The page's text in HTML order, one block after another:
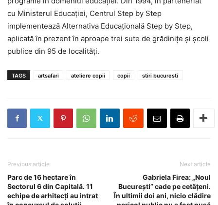
cu Ministerul Educaţiei, Centrul Step by Step
implementează Alternativa Educaţională Step by Step,
aplicată în prezent în aproape trei sute de grădiniţe şi şcoli
publice din 95 de localităţi.
TAGS artsafari ateliere copii copii stiri bucuresti
Previous article
Parc de 16 hectare în
Sectorul 6 din Capitală. 11
echipe de arhitecţi au intrat
Next article
Gabriela Firea: „Noul
Bucureşti” cade pe cetăţeni.
În ultimii doi ani, nicio clădire